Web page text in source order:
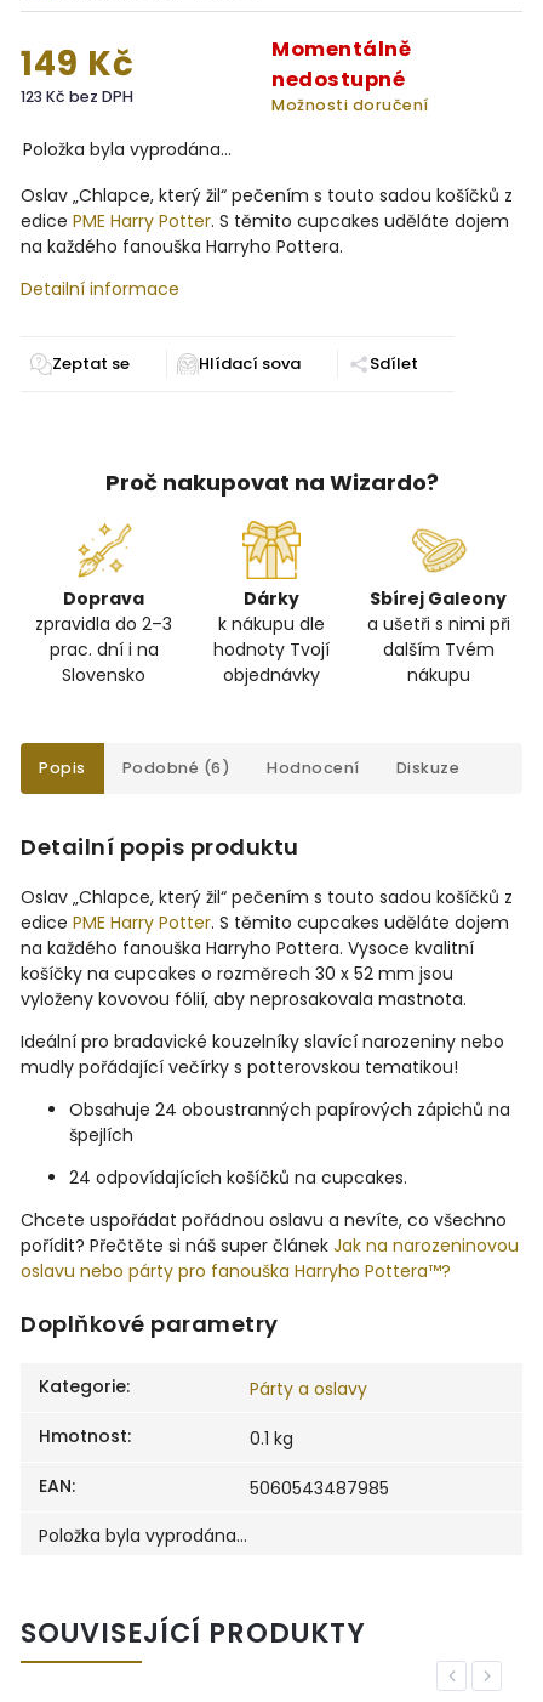
149 Kč
123 Kč bez DPH
Momentálně
nedostupné
Možnosti doručení
Položka byla vyprodána…
Oslav „Chlapce, který žil“ pečením s touto sadou košíčků z
edice PME Harry Potter. S těmito cupcakes uděláte dojem
na každého fanouška Harryho Pottera.
Detailní informace
Zeptat se Sdílet
Proč nakupovat na Wizardo?
Doprava
zpravidla do 2–3
prac. dní i na
Slovensko
Dárky
k nákupu dle
hodnoty Tvojí
objednávky
Sbírej Galeony
a ušetři s nimi při
dalším Tvém
nákupu
Popis Podobné (6) Hodnocení Diskuze
Detailní popis produktu
Oslav „Chlapce, který žil“ pečením s touto sadou košíčků z
edice PME Harry Potter. S těmito cupcakes uděláte dojem
na každého fanouška Harryho Pottera. Vysoce kvalitní
košíčky na cupcakes o rozměrech 30 x 52 mm jsou
vyloženy kovovou fólií, aby neprosakovala mastnota.
Ideální pro bradavické kouzelníky slavící narozeniny nebo
mudly pořádající večírky s potterovskou tematikou!
Obsahuje 24 oboustranných papírových zápichů na
špejlích
24 odpovídajících košíčků na cupcakes.
Chcete uspořádat pořádnou oslavu a nevíte, co všechno
pořídit? Přečtěte si náš super článek Jak na narozeninovou
oslavu nebo párty pro fanouška Harryho Pottera™?
Doplňkové parametry
Kategorie:
Párty a oslavy
Hmotnost:
0.1 kg
EAN:
5060543487985
Položka byla vyprodána…
SOUVISEJÍCÍ PRODUKTY
Previous
Next